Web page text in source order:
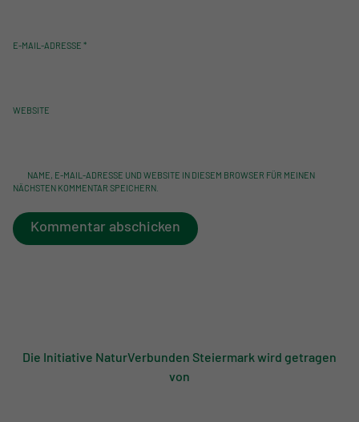
E-MAIL-ADRESSE *
WEBSITE
NAME, E-MAIL-ADRESSE UND WEBSITE IN DIESEM BROWSER FÜR MEINEN
NÄCHSTEN KOMMENTAR SPEICHERN.
Kommentar abschicken
Die Initiative NaturVerbunden Steiermark wird getragen
von